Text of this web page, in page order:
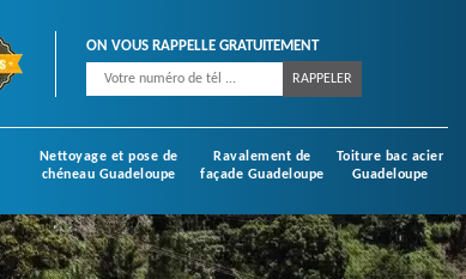
ON VOUS RAPPELLE GRATUITEMENT
Nettoyage et pose de
chéneau Guadeloupe
Ravalement de
façade Guadeloupe
Toiture bac acier
Guadeloupe